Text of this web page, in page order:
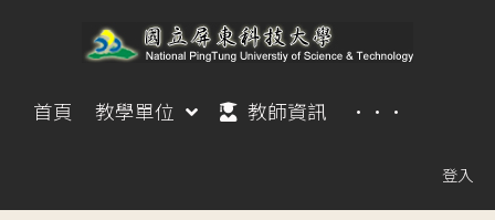
首頁 教學單位 教師資訊 ···
登入